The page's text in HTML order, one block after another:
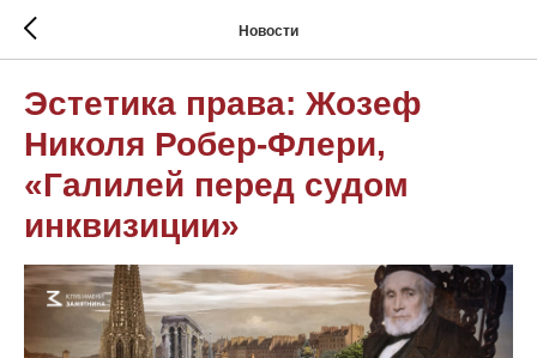
Новости
Эстетика права: Жозеф
Николя Робер-Флери,
«Галилей перед судом
инквизиции»